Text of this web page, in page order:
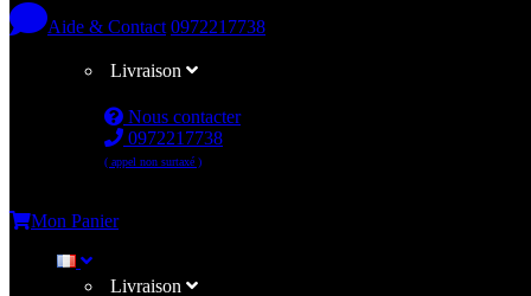
Aide & Contact 0972217738
Livraison
Nous contacter
0972217738
( appel non surtaxé )
Mon Panier
Livraison